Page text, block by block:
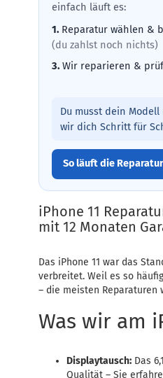
einfach läuft es:
1. Reparatur wählen &
(du zahlst noch nichts)
3. Wir reparieren &
Du musst dein
wir dich Schritt für
So läuft die
iPhone 11
mit 12 Monaten
Das iPhone 11 war das
verbreitet. Weil es so
– die meisten Reparaturen
Was wir am
Displaytausch: Das
Qualität – Sie